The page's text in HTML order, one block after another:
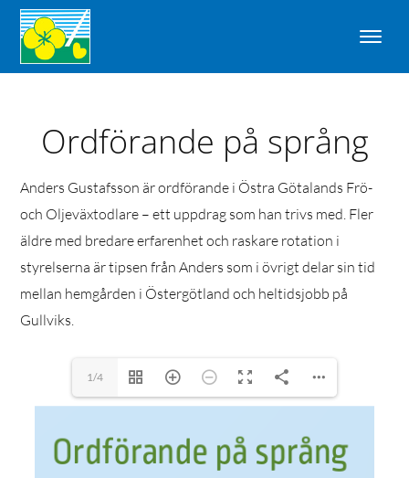
Ordförande på språng
Anders Gustafsson är ordförande i Östra Götalands Frö-
och Oljeväxtodlare – ett uppdrag som han trivs med. Fler
äldre med bredare erfarenhet och raskare rotation i
styrelserna är tipsen från Anders som i övrigt delar sin tid
mellan hemgården i Östergötland och heltidsjobb på
Gullviks.
1/4